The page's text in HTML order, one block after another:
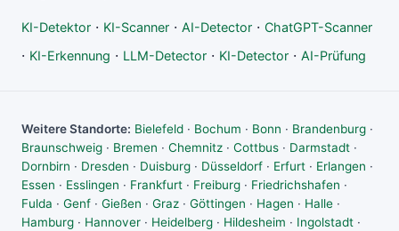
KI-Detektor · KI-Scanner · AI-Detector · ChatGPT-Scanner
· KI-Erkennung · LLM-Detector · KI-Detector · AI-Prüfung
Weitere Standorte: Bielefeld · Bochum · Bonn · Brandenburg ·
Braunschweig · Bremen · Chemnitz · Cottbus · Darmstadt ·
Dornbirn · Dresden · Duisburg · Düsseldorf · Erfurt · Erlangen ·
Essen · Esslingen · Frankfurt · Freiburg · Friedrichshafen ·
Fulda · Genf · Gießen · Graz · Göttingen · Hagen · Halle ·
Hamburg · Hannover · Heidelberg · Hildesheim · Ingolstadt ·